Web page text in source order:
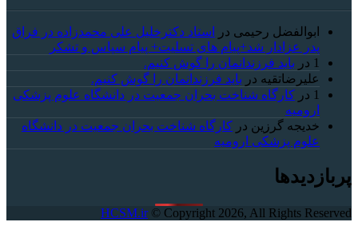
ابوالفضل رحیمی در
استاد دکترخلیل علی محمدزاده در فراق
پدر عزادار شد+پیام های تسلیت+ پیام سپاس و تشکر
1 در باید فرزندانمان را گوش کنیم.
علیرضاتقیه در باید فرزندانمان را گوش کنیم.
1 در کارگاه شناخت بحران جمعیت در دانشگاه علوم پزشکی
ارومیه
خديجه گرزین در کارگاه شناخت بحران جمعیت در دانشگاه
علوم پزشکی ارومیه
پربازدیدها
HCSM.ir© Copyright 2026, All Rights Reserved